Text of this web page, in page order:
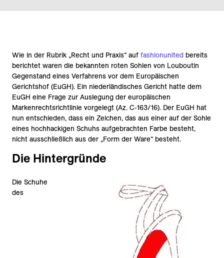
Wie in der Rubrik „Recht und Praxis“ auf fashionunited bereits
berichtet waren die bekannten roten Sohlen von Louboutin
Gegenstand eines Verfahrens vor dem Europäischen
Gerichtshof (EuGH). Ein niederländisches Gericht hatte dem
EuGH eine Frage zur Auslegung der europäischen
Markenrechtsrichtlinie vorgelegt (Az. C-163/16). Der EuGH hat
nun entschieden, dass ein Zeichen, das aus einer auf der Sohle
eines hochhackigen Schuhs aufgebrachten Farbe besteht,
nicht ausschließlich aus der „Form der Ware“ besteht.
Die Hintergründe
Die Schuhe
des